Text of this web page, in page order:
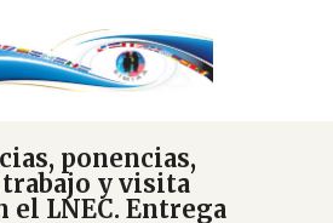
ponencias,
trabajo y visita
el LNEC. Entrega